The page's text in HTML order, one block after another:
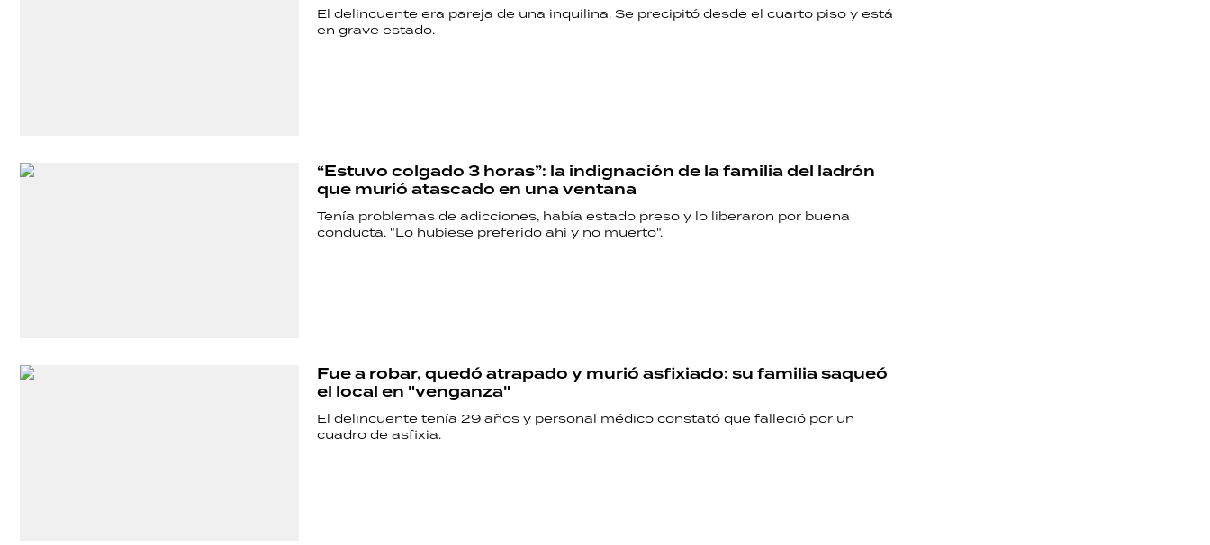
El delincuente era pareja de una inquilina. Se precipitó desde el cuarto piso y está
en grave estado.
“Estuvo colgado 3 horas”: la indignación de la familia del ladrón
que murió atascado en una ventana
Tenía problemas de adicciones, había estado preso y lo liberaron por buena
conducta. "Lo hubiese preferido ahí y no muerto".
Fue a robar, quedó atrapado y murió asfixiado: su familia saqueó
el local en "venganza"
El delincuente tenía 29 años y personal médico constató que falleció por un
cuadro de asfixia.
POLÍTICA
ACTUALIDAD
ECONOMÍA
HORÓSCOPO